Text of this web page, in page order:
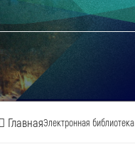
ГлавнаяЭлектронная библиотека